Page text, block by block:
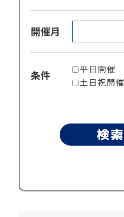
開催月
条件
平日開催
土日祝開催
検索